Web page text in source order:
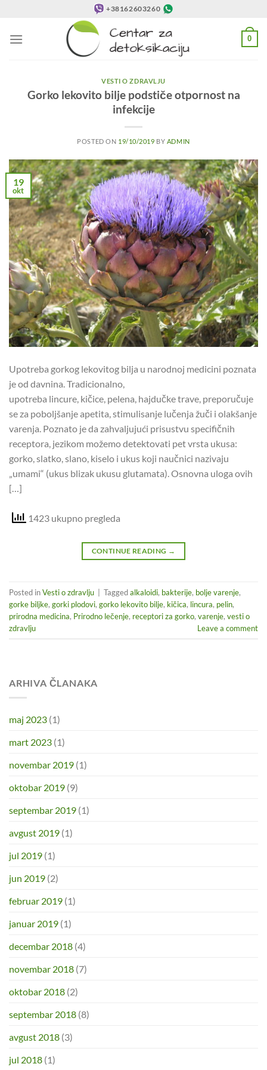
sadržaj
+38162603260
0
VESTI O ZDRAVLJU
Gorko lekovito bilje podstiče otpornost na
infekcije
POSTED ON 19/10/2019 BY ADMIN
19
okt
Upotreba gorkog lekovitog bilja u narodnoj medicini poznata
je od davnina. Tradicionalno,
upotreba lincure, kičice, pelena, hajdučke trave, preporučuje
se za poboljšanje apetita, stimulisanje lučenja žuči i olakšanje
varenja. Poznato je da zahvaljujući prisustvu specifičnih
receptora, jezikom možemo detektovati pet vrsta ukusa:
gorko, slatko, slano, kiselo i ukus koji naučnici nazivaju
„umami“ (ukus blizak ukusu glutamata). Osnovna uloga ovih
[…]
1423 ukupno pregleda
CONTINUE READING →
Posted inVesti o zdravlju Taggedalkaloidi, bakterije, bolje varenje,
gorke biljke, gorki plodovi, gorko lekovito bilje, kičica, lincura, pelin,
prirodna medicina, Prirodno lečenje, receptori za gorko, varenje, vesti o
zdravlju
Leave a comment
ARHIVA ČLANAKA
maj 2023 (1)
mart 2023 (1)
novembar 2019 (1)
oktobar 2019 (9)
septembar 2019 (1)
avgust 2019 (1)
jul 2019 (1)
jun 2019 (2)
februar 2019 (1)
januar 2019 (1)
decembar 2018 (4)
novembar 2018 (7)
oktobar 2018 (2)
septembar 2018 (8)
avgust 2018 (3)
jul 2018 (1)